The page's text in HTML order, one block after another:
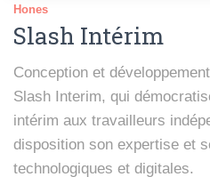
Hones
Slash Intérim
Conception et
Slash Interim, qui
intérim aux travailleurs
disposition son expertise et
technologiques et digitales.